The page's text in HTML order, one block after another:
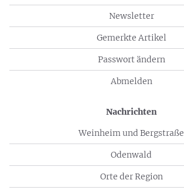
Newsletter
Gemerkte Artikel
Passwort ändern
Abmelden
Nachrichten
Weinheim und Bergstraße
Odenwald
Orte der Region